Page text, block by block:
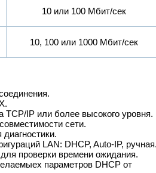
10 или 100 Мбит/сек
10, 100 или 1000 Мбит/сек
TCP/IP или более высокого уровня.
сети.
LAN: DHCP, Auto-IP,
проверки времени ожидания.
параметров DHCP от